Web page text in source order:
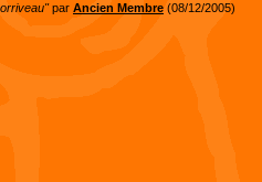
par Ancien Membre (08/12/2005)